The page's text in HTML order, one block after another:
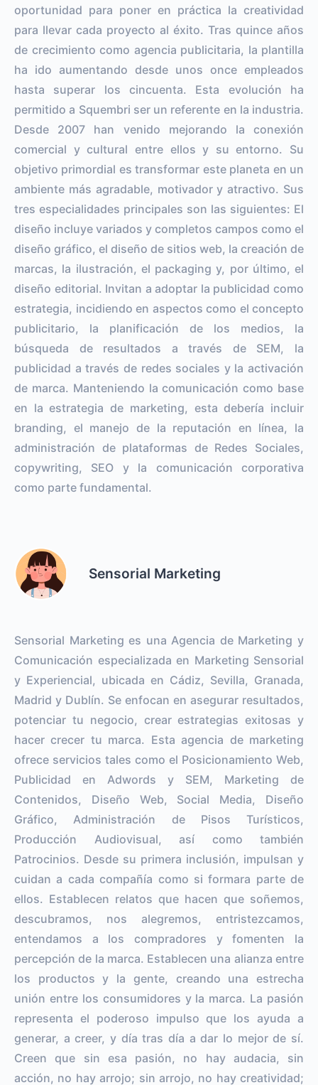
oportunidad para poner en práctica la creatividad
para llevar cada proyecto al éxito. Tras quince años
de crecimiento como agencia publicitaria, la plantilla
ha ido aumentando desde unos once empleados
hasta superar los cincuenta. Esta evolución ha
permitido a Squembri ser un referente en la industria.
Desde 2007 han venido mejorando la conexión
comercial y cultural entre ellos y su entorno. Su
objetivo primordial es transformar este planeta en un
ambiente más agradable, motivador y atractivo. Sus
tres especialidades principales son las siguientes: El
diseño incluye variados y completos campos como el
diseño gráfico, el diseño de sitios web, la creación de
marcas, la ilustración, el packaging y, por último, el
diseño editorial. Invitan a adoptar la publicidad como
estrategia, incidiendo en aspectos como el concepto
publicitario, la planificación de los medios, la
búsqueda de resultados a través de SEM, la
publicidad a través de redes sociales y la activación
de marca. Manteniendo la comunicación como base
en la estrategia de marketing, esta debería incluir
branding, el manejo de la reputación en línea, la
administración de plataformas de Redes Sociales,
copywriting, SEO y la comunicación corporativa
como parte fundamental.
Sensorial Marketing
Sensorial Marketing es una Agencia de Marketing y
Comunicación especializada en Marketing Sensorial
y Experiencial, ubicada en Cádiz, Sevilla, Granada,
Madrid y Dublín. Se enfocan en asegurar resultados,
potenciar tu negocio, crear estrategias exitosas y
hacer crecer tu marca. Esta agencia de marketing
ofrece servicios tales como el Posicionamiento Web,
Publicidad en Adwords y SEM, Marketing de
Contenidos, Diseño Web, Social Media, Diseño
Gráfico, Administración de Pisos Turísticos,
Producción Audiovisual, así como también
Patrocinios. Desde su primera inclusión, impulsan y
cuidan a cada compañía como si formara parte de
ellos. Establecen relatos que hacen que soñemos,
descubramos, nos alegremos, entristezcamos,
entendamos a los compradores y fomenten la
percepción de la marca. Establecen una alianza entre
los productos y la gente, creando una estrecha
unión entre los consumidores y la marca. La pasión
representa el poderoso impulso que los ayuda a
generar, a creer, y día tras día a dar lo mejor de sí.
Creen que sin esa pasión, no hay audacia, sin
acción, no hay arrojo; sin arrojo, no hay creatividad;